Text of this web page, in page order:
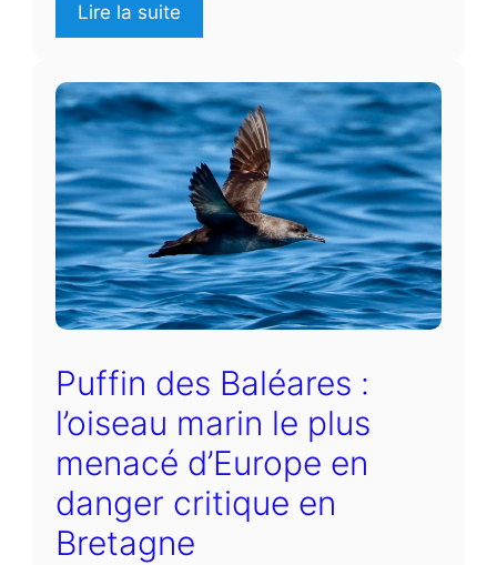
Lire la suite
Puffin des Baléares :
l’oiseau marin le plus
menacé d’Europe en
danger critique en
Bretagne